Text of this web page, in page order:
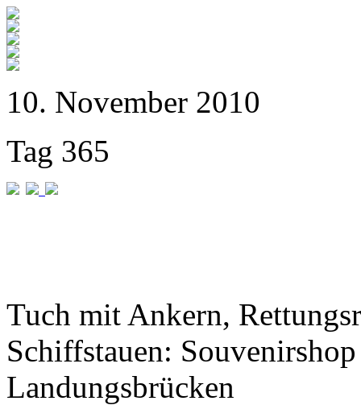
10. November 2010
Tag 365
Tuch mit Ankern,
Schiffstauen:
Landungsbrücken